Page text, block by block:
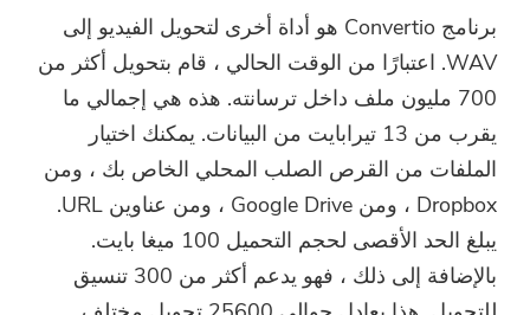
برنامج Convertio هو أداة أخرى لتحويل الفيديو إلى
WAV. اعتبارًا من الوقت الحالي ، قام بتحويل أكثر من
700 مليون ملف داخل ترسانته. هذه هي إجمالي ما
يقرب من 13 تيرابايت من البيانات. يمكنك اختيار
الملفات من القرص الصلب المحلي الخاص بك ، ومن
Dropbox ، ومن Google Drive ، ومن عناوين URL.
يبلغ الحد الأقصى لحجم التحميل 100 ميغا بايت.
بالإضافة إلى ذلك ، فهو يدعم أكثر من 300 تنسيق